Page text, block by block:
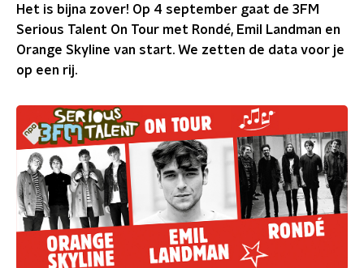
Het is bijna zover! Op 4 september gaat de 3FM
Serious Talent On Tour met Rondé, Emil Landman en
Orange Skyline van start. We zetten de data voor je
op een rij.